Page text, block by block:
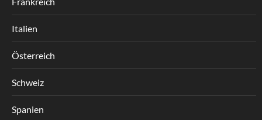
Italien
Österreich
Schweiz
Spanien